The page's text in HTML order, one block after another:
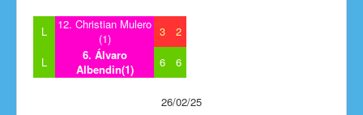
L
12. Christian Mulero
(1)
3
2
L
6. Álvaro
Albendin(1)
6 6
26/02/25